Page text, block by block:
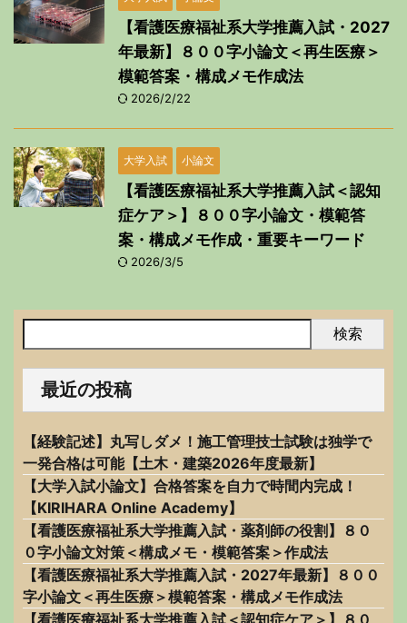
【看護医療福祉系大学推薦入試・2027
年最新】８００字小論文＜再生医療＞
模範答案・構成メモ作成法
2026/2/22
大学入試 小論文
【看護医療福祉系大学推薦入試＜認知
症ケア＞】８００字小論文・模範答
案・構成メモ作成・重要キーワード
2026/3/5
検索
最近の投稿
【経験記述】丸写しダメ！施工管理技士試験は独学で
一発合格は可能【土木・建築2026年度最新】
【大学入試小論文】合格答案を自力で時間内完成！
【KIRIHARA Online Academy】
【看護医療福祉系大学推薦入試・薬剤師の役割】８０
０字小論文対策＜構成メモ・模範答案＞作成法
【看護医療福祉系大学推薦入試・2027年最新】８００
字小論文＜再生医療＞模範答案・構成メモ作成法
【看護医療福祉系大学推薦入試＜認知症ケア＞】８０